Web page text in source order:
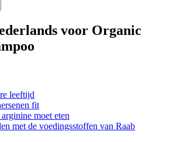
voor Organic
leeftijd
fit
moet eten
met de voedingsstoffen van Raab